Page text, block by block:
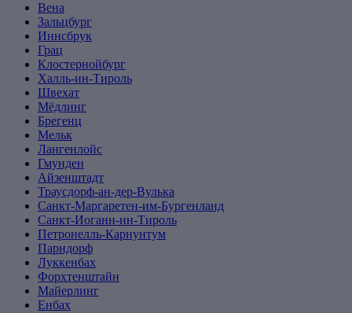
Вена
Зальцбург
Иннсбрук
Грац
Клостернойбург
Халль-ин-Тироль
Швехат
Мёдлинг
Брегенц
Мельк
Лангенлойс
Гмунден
Айзенштадт
Траусдорф-ан-дер-Вулька
Санкт-Маргаретен-им-Бургенланд
Санкт-Иоганн-ин-Тироль
Петронелль-Карнунтум
Парндорф
Луккенбах
Форхтенштайн
Майерлинг
Енбах